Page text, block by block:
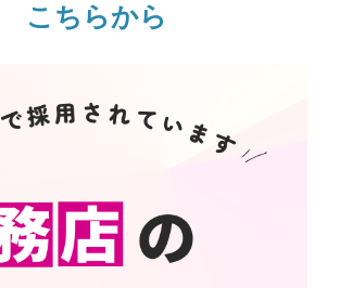
こちらから